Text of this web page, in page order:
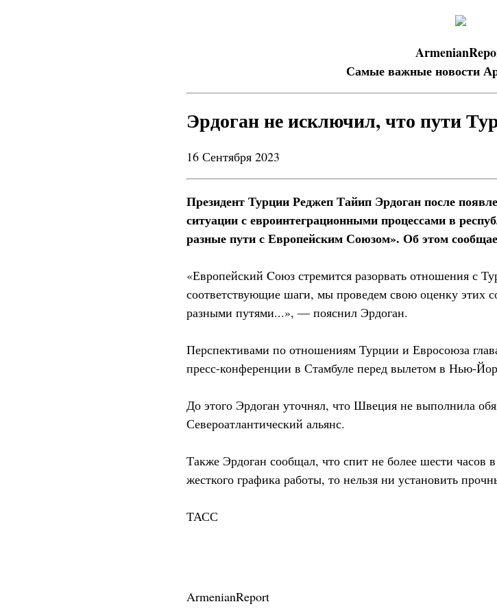
Самые важные новости
Эрдоган не исключил, что пути
16 Сентября 2023
Президент Турции Реджеп Тайип Эрдоган после
ситуации с евроинтеграционными процессами в
разные пути с Европейским Союзом». Об этом
«Европейский Cоюз стремится разорвать отношения с
соответствующие шаги, мы проведем свою оценку этих
разными путями...», — пояснил Эрдоган.
Перспективами по отношениям Турции и Евросоюза
пресс-конференции в Стамбуле перед вылетом в Нью-
До этого Эрдоган уточнял, что Швеция не выполнила
Североатлантический альянс.
Также Эрдоган сообщал, что спит не более шести часов
жесткого графика работы, то нельзя ни установить
ТАСС
ArmenianReport